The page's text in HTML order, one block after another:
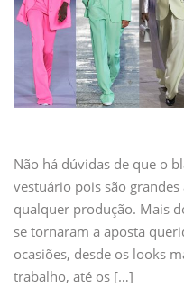
Não há dúvidas de que o
vestuário pois são
qualquer produção. Mais
se tornaram a aposta
ocasiões, desde os looks
trabalho, até os […]